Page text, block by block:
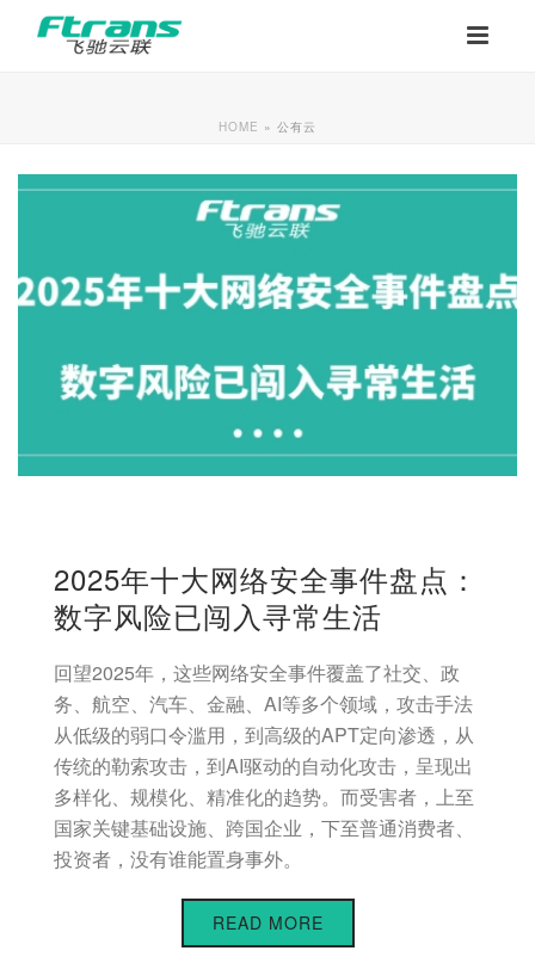
HOME » 公有云
2025年十大网络安全事件盘点：
数字风险已闯入寻常生活
回望2025年，这些网络安全事件覆盖了社交、政
务、航空、汽车、金融、AI等多个领域，攻击手法
从低级的弱口令滥用，到高级的APT定向渗透，从
传统的勒索攻击，到AI驱动的自动化攻击，呈现出
多样化、规模化、精准化的趋势。而受害者，上至
国家关键基础设施、跨国企业，下至普通消费者、
投资者，没有谁能置身事外。
READ MORE